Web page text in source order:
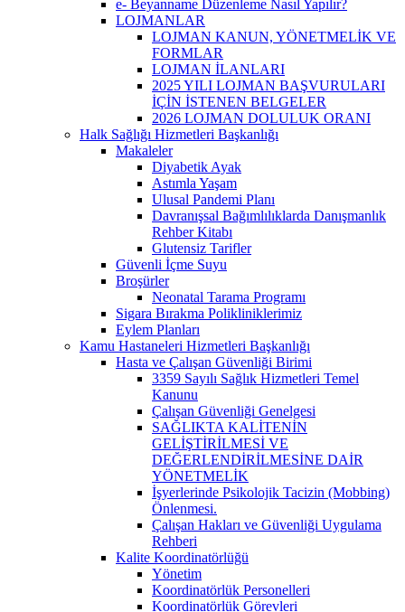
e- Beyanname Düzenleme Nasıl Yapılır?
LOJMANLAR
LOJMAN KANUN, YÖNETMELİK VE
FORMLAR
LOJMAN İLANLARI
2025 YILI LOJMAN BAŞVURULARI
İÇİN İSTENEN BELGELER
2026 LOJMAN DOLULUK ORANI
Halk Sağlığı Hizmetleri Başkanlığı
Makaleler
Diyabetik Ayak
Astımla Yaşam
Ulusal Pandemi Planı
Davranışsal Bağımlılıklarda Danışmanlık
Rehber Kitabı
Glutensiz Tarifler
Güvenli İçme Suyu
Broşürler
Neonatal Tarama Programı
Sigara Bırakma Polikliniklerimiz
Eylem Planları
Kamu Hastaneleri Hizmetleri Başkanlığı
Hasta ve Çalışan Güvenliği Birimi
3359 Sayılı Sağlık Hizmetleri Temel
Kanunu
Çalışan Güvenliği Genelgesi
SAĞLIKTA KALİTENİN
GELİŞTİRİLMESİ VE
DEĞERLENDİRİLMESİNE DAİR
YÖNETMELİK
İşyerlerinde Psikolojik Tacizin (Mobbing)
Önlenmesi.
Çalışan Hakları ve Güvenliği Uygulama
Rehberi
Kalite Koordinatörlüğü
Yönetim
Koordinatörlük Personelleri
Koordinatörlük Görevleri